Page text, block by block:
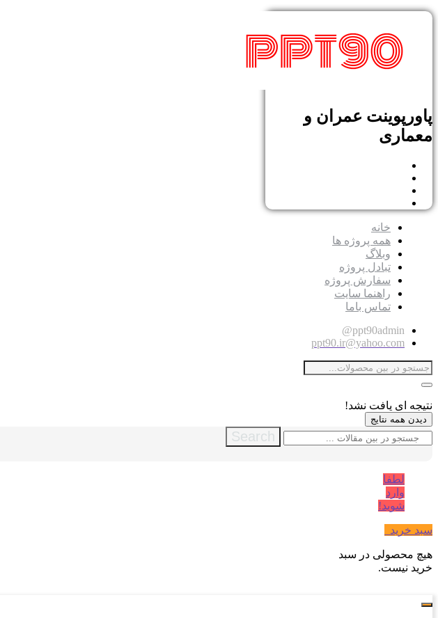
پاورپوینت عمران و
معماری
خانه
همه پروژه ها
وبلاگ
تبادل پروژه
سفارش پروژه
راهنما سایت
تماس باما
ppt90admin@
ppt90.ir@yahoo.com
نتیجه ای یافت نشد!
دیدن همه نتایج
Search
لطفا
وارد
شوید!
سبد خرید
هیچ محصولی در سبد
خرید نیست.